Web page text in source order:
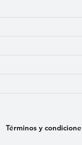
Términos y